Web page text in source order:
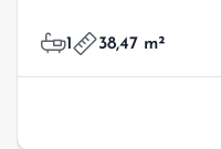
1 38,47 m²